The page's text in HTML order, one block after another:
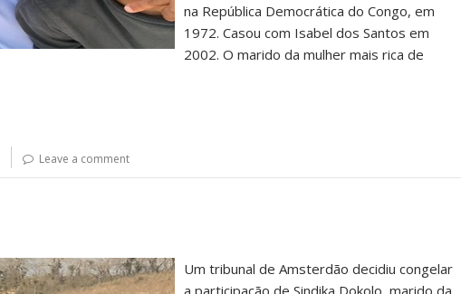
na República Democrática do Congo, em
1972. Casou com Isabel dos Santos em
2002. O marido da mulher mais rica de
Leave a comment
Um tribunal de Amsterdão decidiu congelar
a participação de Sindika Dokolo, marido da